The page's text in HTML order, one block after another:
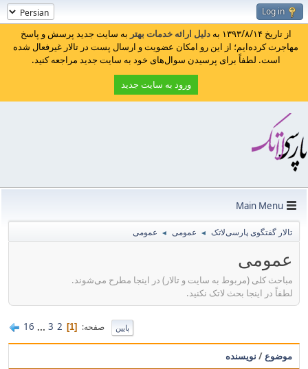
Log in
از تاریخ ۱۳۹۳/۸/۱۴ به دلیل ارائه خدمات بهتر به سایت جدید پرسش و پاسخ
مهاجرت کرده‌ایم؛ از این رو امکان عضویت و ارسال پست در تالار غیرفعال شده
است. لطفاً برای پرسیدن سوال‌های خود به سایت جدید مراجعه کنید.
ورود به سایت جدید
Main Menu
تالار گفتگوی پارسی‌لاتک ◄ عمومی ◄ عمومی
عمومی
مباحث کلی (مربوط به سایت و تالار) در اینجا مطرح می‌شوند.
لطفاً در اینجا بحث لاتک نکنید.
پایین صفحه 1
2
3
...
16
موضوع / نویسنده